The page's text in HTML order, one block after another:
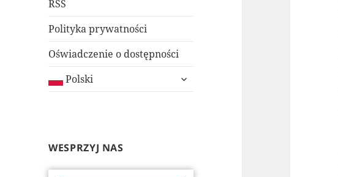
RSS
Polityka prywatności
Oświadczenie o dostępności
Polski
rozwiń
WESPRZYJ NAS